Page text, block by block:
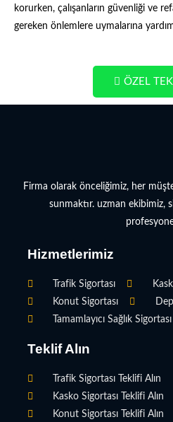
korurken, çalışanların güvenliği ve
gereken önlemlere uymalarına
ÖZEL
Firma olarak önceliğimiz, her
sunmaktır. uzman ekibimiz,
Hizmetlerimiz
Trafik Sigortası
Konut Sigortası
Tamamlayıcı Sağlık Sigortası
Teklif Alın
Trafik Sigortası Teklifi Alın
Kasko Sigortası Teklifi Alın
Konut Sigortası Teklifi Alın